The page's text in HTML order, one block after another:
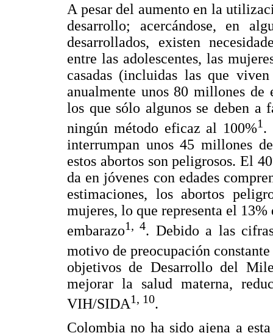
A pesar del aumento en la
desarrollo; acercándose, en
desarrollados, existen
entre las adolescentes, las
casadas (incluidas las que
anualmente unos 80 millones de
los que sólo algunos se deben a
ningún método eficaz al 100%1.
interrumpan unos 45 millones
estos abortos son peligrosos. El
da en jóvenes con edades
estimaciones, los abortos
mujeres, lo que representa el
embarazo1, 4. Debido a las
motivo de preocupación
objetivos de Desarrollo del
mejorar la salud materna,
VIH/SIDA1, 10.
Colombia no ha sido ajena a